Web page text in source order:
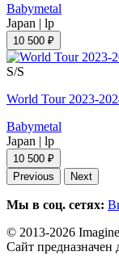
Babymetal
Japan | lp
10 500 ₽
S/S
World Tour 2023-
Babymetal
Japan | lp
10 500 ₽
Previous
Next
Мы в соц. сетях:
© 2013-2026
Сайт предназначен